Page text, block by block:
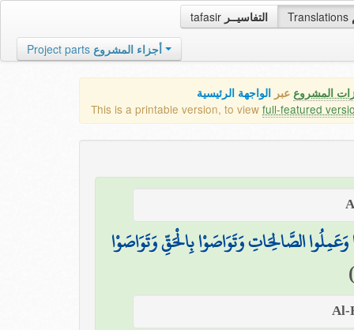
tafasir التفاسيــر Translations
Project parts أجزاء المشروع
المشروع عبر الواجهة الرئيسية
This is a printable version, to view full-featured
وَعَمِلُوا الصَّالِحَاتِ وَتَوَاصَوْا بِالْحَقِّ وَتَوَاصَوْا
)